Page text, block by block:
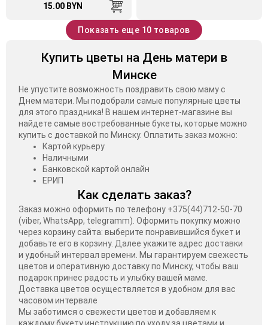
15.00 BYN
Показать еще 10 товаров
Купить цветы на День матери в
Минске
Не упустите возможность поздравить свою маму с
Днем матери. Мы подобрали самые популярные цветы
для этого праздника! В нашем интернет-магазине вы
найдете самые востребованные букеты, которые можно
купить с доставкой по Минску. Оплатить заказ можно:
Картой курьеру
Наличными
Банковской картой онлайн
ЕРИП
Как сделать заказ?
Заказ можно оформить по телефону +375(44)712-50-70
(viber, WhatsApp, telegramm). Оформить покупку можно
через корзину сайта: выберите понравившийся букет и
добавьте его в корзину. Далее укажите адрес доставки
и удобный интервал времени. Мы гарантируем свежесть
цветов и оперативную доставку по Минску, чтобы ваш
подарок принес радость и улыбку вашей маме.
Доставка цветов осуществляется в удобном для вас
часовом интервале
Мы заботимся о свежести цветов и добавляем к